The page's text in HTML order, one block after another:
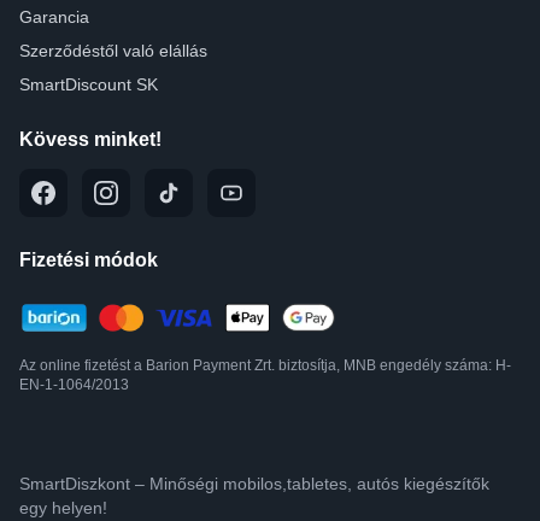
Garancia
Szerződéstől való elállás
SmartDiscount SK
Kövess minket!
Fizetési módok
Az online fizetést a Barion Payment Zrt. biztosítja, MNB engedély száma: H-
EN-1-1064/2013
SmartDiszkont – Minőségi mobilos,tabletes, autós kiegészítők
egy helyen!